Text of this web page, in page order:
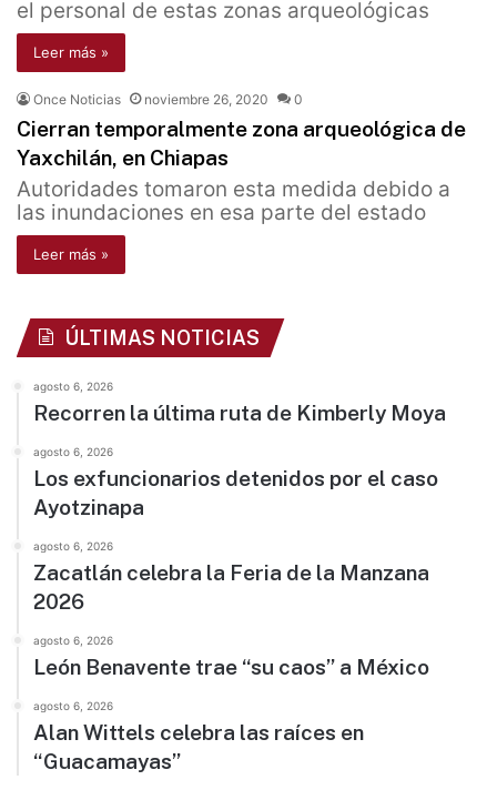
el personal de estas zonas arqueológicas
Leer más »
Once Noticias noviembre 26, 2020 0
Cierran temporalmente zona arqueológica de
Yaxchilán, en Chiapas
Autoridades tomaron esta medida debido a
las inundaciones en esa parte del estado
Leer más »
ÚLTIMAS NOTICIAS
agosto 6, 2026
Recorren la última ruta de Kimberly Moya
agosto 6, 2026
Los exfuncionarios detenidos por el caso
Ayotzinapa
agosto 6, 2026
Zacatlán celebra la Feria de la Manzana
2026
agosto 6, 2026
León Benavente trae “su caos” a México
agosto 6, 2026
Alan Wittels celebra las raíces en
“Guacamayas”